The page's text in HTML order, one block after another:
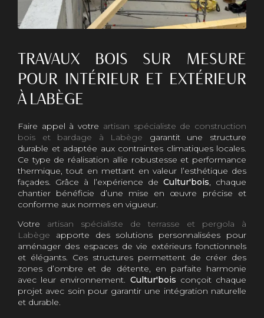
TRAVAUX BOIS SUR MESURE
POUR INTÉRIEUR ET EXTÉRIEUR
À LABÈGE
Faire appel à votre artisan spécialiste de construction
bois et bardage à Labège garantit une structure
durable et adaptée aux contraintes climatiques locales.
Ce type de réalisation allie robustesse et performance
thermique, tout en mettant en valeur l’esthétique des
façades. Grâce à l’expérience de Cultur'bois, chaque
chantier bénéficie d’une mise en œuvre précise et
conforme aux normes en vigueur.
Votre artisan spécialiste de terrasse et pergola à
Labège apporte des solutions personnalisées pour
aménager des espaces de vie extérieurs fonctionnels
et élégants. Ces structures permettent de créer des
zones d’ombre et de détente, en parfaite harmonie
avec leur environnement. Cultur'bois conçoit chaque
projet avec soin pour garantir une intégration naturelle
et durable.